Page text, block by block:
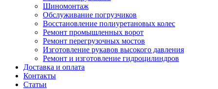
Шиномонтаж
Обслуживание погрузчиков
Восстановление полиуретановых колес
Ремонт промышленных ворот
Ремонт перегрузочных мостов
Изготовление рукавов высокого давления
Ремонт и изготовление гидроцилиндров
Доставка и оплата
Контакты
Статьи